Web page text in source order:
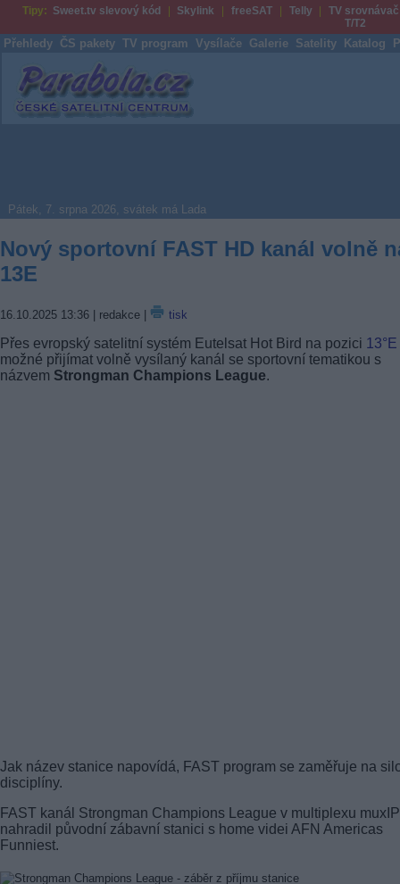
Tipy: Sweet.tv slevový kód Skylink freeSAT Telly
TV srovnávač
T/T2
Přehledy ČS pakety TV program Vysílače Galerie Satelity Katalog
Parabola.cz
Pátek, 7. srpna 2026, svátek má Lada
Nový sportovní FAST HD kanál volně
13E
16.10.2025 13:36 | redakce | tisk
Přes evropský satelitní systém Eutelsat Hot Bird na pozici 13°E
možné přijímat volně vysílaný kanál se sportovní tematikou s
názvem Strongman Champions League.
Jak název stanice napovídá, FAST program se zaměřuje na
disciplíny.
FAST kanál Strongman Champions League v multiplexu muxIP
nahradil původní zábavní stanici s home videi AFN Americas
Funniest.